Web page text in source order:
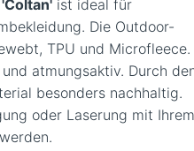
ist ideal für
Die Outdoor-
TPU und Microfleece.
atmungsaktiv. Durch
besonders nachhaltig.
oder Laserung mit Ihrem